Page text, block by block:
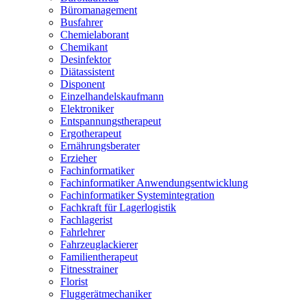
Büromanagement
Busfahrer
Chemielaborant
Chemikant
Desinfektor
Diätassistent
Disponent
Einzelhandelskaufmann
Elektroniker
Entspannungstherapeut
Ergotherapeut
Ernährungsberater
Erzieher
Fachinformatiker
Fachinformatiker Anwendungsentwicklung
Fachinformatiker Systemintegration
Fachkraft für Lagerlogistik
Fachlagerist
Fahrlehrer
Fahrzeuglackierer
Familientherapeut
Fitnesstrainer
Florist
Fluggerätmechaniker